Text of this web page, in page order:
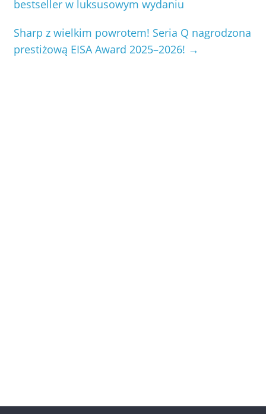
bestseller w luksusowym wydaniu
Sharp z wielkim powrotem! Seria Q nagrodzona
prestiżową EISA Award 2025–2026! →